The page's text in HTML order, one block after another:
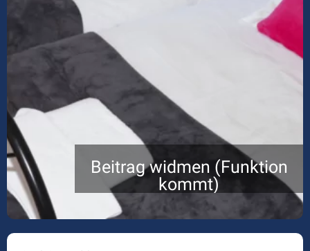
Beitrag widmen (Funktion
kommt)